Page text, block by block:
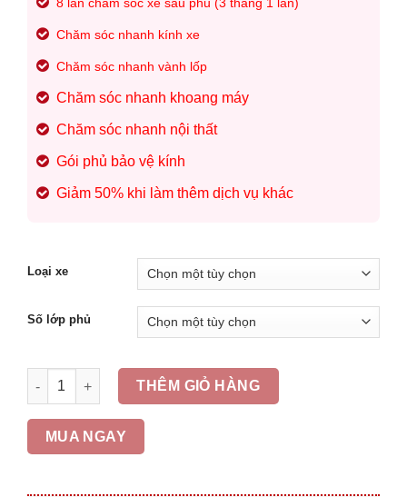
Chăm sóc nhanh kính xe
Chăm sóc nhanh vành lốp
Chăm sóc nhanh khoang máy
Chăm sóc nhanh nội thất
Gói phủ bảo vệ kính
Giảm 50% khi làm thêm dịch vụ khác
Loại xe
Số lớp phủ
DỊCH VỤ PHỦ CERAMIC GB - GÓI ĐẶC BIỆT số lượng
THÊM GIỎ HÀNG
MUA NGAY